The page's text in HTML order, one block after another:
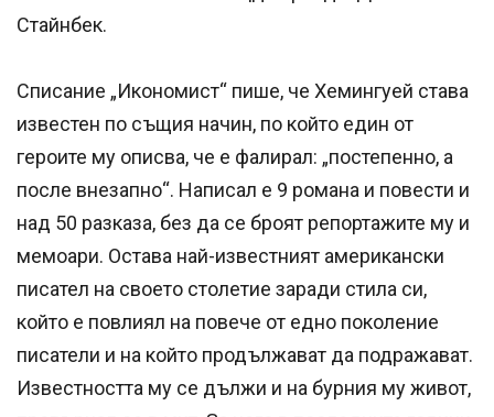
Стайнбек.
Списание „Икономист“ пише, че Хемингуей става
известен по същия начин, по който един от
героите му описва, че е фалирал: „постепенно, а
после внезапно“. Написал е 9 романа и повести и
над 50 разказа, без да се броят репортажите му и
мемоари. Остава най-известният американски
писател на своето столетие заради стила си,
който е повлиял на повече от едно поколение
писатели и на който продължават да подражават.
Известността му се дължи и на бурния му живот,